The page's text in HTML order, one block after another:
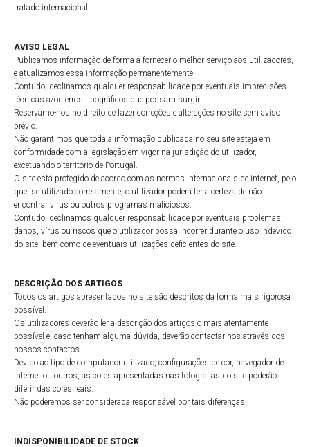
tratado internacional.
AVISO LEGAL
Publicamos informação de forma a fornecer o melhor serviço aos utilizadores,
e atualizamos essa informação permanentemente.
Contudo, declinamos qualquer responsabilidade por eventuais imprecisões
técnicas a/ou erros tipográficos que possam surgir.
Reservamo-nos no direito de fazer correções e alterações no site sem aviso
prévio.
Não garantimos que toda a informação publicada no seu site esteja em
conformidade com a legislação em vigor na jurisdição do utilizador,
excetuando o território de Portugal.
O site está protegido de acordo com as normas internacionais de internet, pelo
que, se utilizado corretamente, o utilizador poderá ter a certeza de não
encontrar vírus ou outros programas maliciosos.
Contudo, declinamos qualquer responsabilidade por eventuais problemas,
danos, vírus ou riscos que o utilizador possa incorrer durante o uso indevido
do site, bem como de eventuais utilizações deficientes do site.
DESCRIÇÃO DOS ARTIGOS
Todos os artigos apresentados no site são descritos da forma mais rigorosa
possível.
Os utilizadores deverão ler a descrição dos artigos o mais atentamente
possível e, caso tenham alguma dúvida, deverão contactar-nos através dos
nossos contactos.
Devido ao tipo de computador utilizado, configurações de cor, navegador de
internet ou outros, as cores apresentadas nas fotografias do site poderão
diferir das cores reais.
Não poderemos ser considerada responsável por tais diferenças.
INDISPONIBILIDADE DE STOCK